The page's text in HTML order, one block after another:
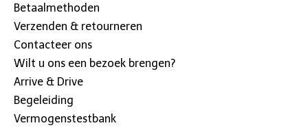
Betaalmethoden
Verzenden & retourneren
Contacteer ons
Wilt u ons een bezoek brengen?
Arrive & Drive
Begeleiding
Vermogenstestbank